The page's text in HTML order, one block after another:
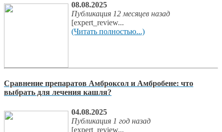
08.08.2025
Публикация 12 месяцев назад
[expert_review...
(Читать полностью...)
Сравнение препаратов Амброксол и Амбробене: что
выбрать для лечения кашля?
04.08.2025
Публикация 1 год назад
[expert_review...